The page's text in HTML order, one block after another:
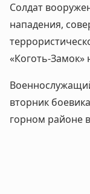
Солдат
нападения,
«Коготь-Замок»
вторник
горном районе